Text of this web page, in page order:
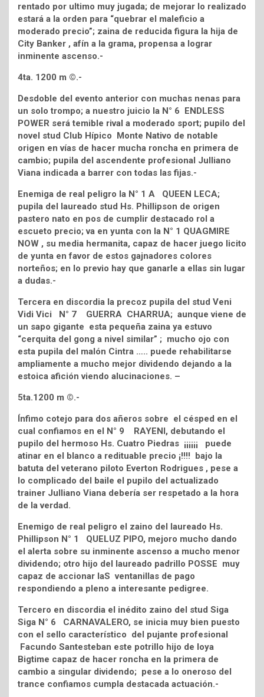
rentado por ultimo muy jugada; de mejorar lo realizado
estará a la orden para “quebrar el maleficio a
moderado precio”; zaina de reducida figura la hija de
City Banker , afín a la grama, propensa a lograr
inminente ascenso.-
4ta. 1200 m ©.-
Desdoble del evento anterior con muchas nenas para
un solo trompo; a nuestro juicio la N° 6 ENDLESS
POWER será temible rival a moderado sport; pupilo del
novel stud Club Hípico Monte Nativo de notable
origen en vías de hacer mucha roncha en primera de
cambio; pupila del ascendente profesional Julliano
Viana indicada a barrer con todas las fijas.-
Enemiga de real peligro la N° 1 A QUEEN LECA;
pupila del laureado stud Hs. Phillipson de origen
pastero nato en pos de cumplir destacado rol a
escueto precio; va en yunta con la N° 1 QUAGMIRE
NOW , su media hermanita, capaz de hacer juego licito
de yunta en favor de estos gajnadores colores
norteños; en lo previo hay que ganarle a ellas sin lugar
a dudas.-
Tercera en discordia la precoz pupila del stud Veni
Vidi Vici N° 7 GUERRA CHARRUA; aunque viene de
un sapo gigante esta pequeña zaina ya estuvo
“cerquita del gong a nivel similar” ; mucho ojo con
esta pupila del malón Cintra ….. puede rehabilitarse
ampliamente a mucho mejor dividendo dejando a la
estoica afición viendo alucinaciones. –
5ta.1200 m ©.-
Ínfimo cotejo para dos añeros sobre el césped en el
cual confiamos en el N° 9 RAYENI, debutando el
pupilo del hermoso Hs. Cuatro Piedras ¡¡¡¡¡¡ puede
atinar en el blanco a redituable precio ¡!!!! bajo la
batuta del veterano piloto Everton Rodrigues , pese a
lo complicado del baile el pupilo del actualizado
trainer Julliano Viana debería ser respetado a la hora
de la verdad.
Enemigo de real peligro el zaino del laureado Hs.
Phillipson N° 1 QUELUZ PIPO, mejoro mucho dando
el alerta sobre su inminente ascenso a mucho menor
dividendo; otro hijo del laureado padrillo POSSE muy
capaz de accionar laS ventanillas de pago
respondiendo a pleno a interesante pedigree.
Tercero en discordia el inédito zaino del stud Siga
Siga N° 6 CARNAVALERO, se inicia muy bien puesto
con el sello característico del pujante profesional
Facundo Santesteban este potrillo hijo de Ioya
Bigtime capaz de hacer roncha en la primera de
cambio a singular dividendo; pese a lo oneroso del
trance confiamos cumpla destacada actuación.-